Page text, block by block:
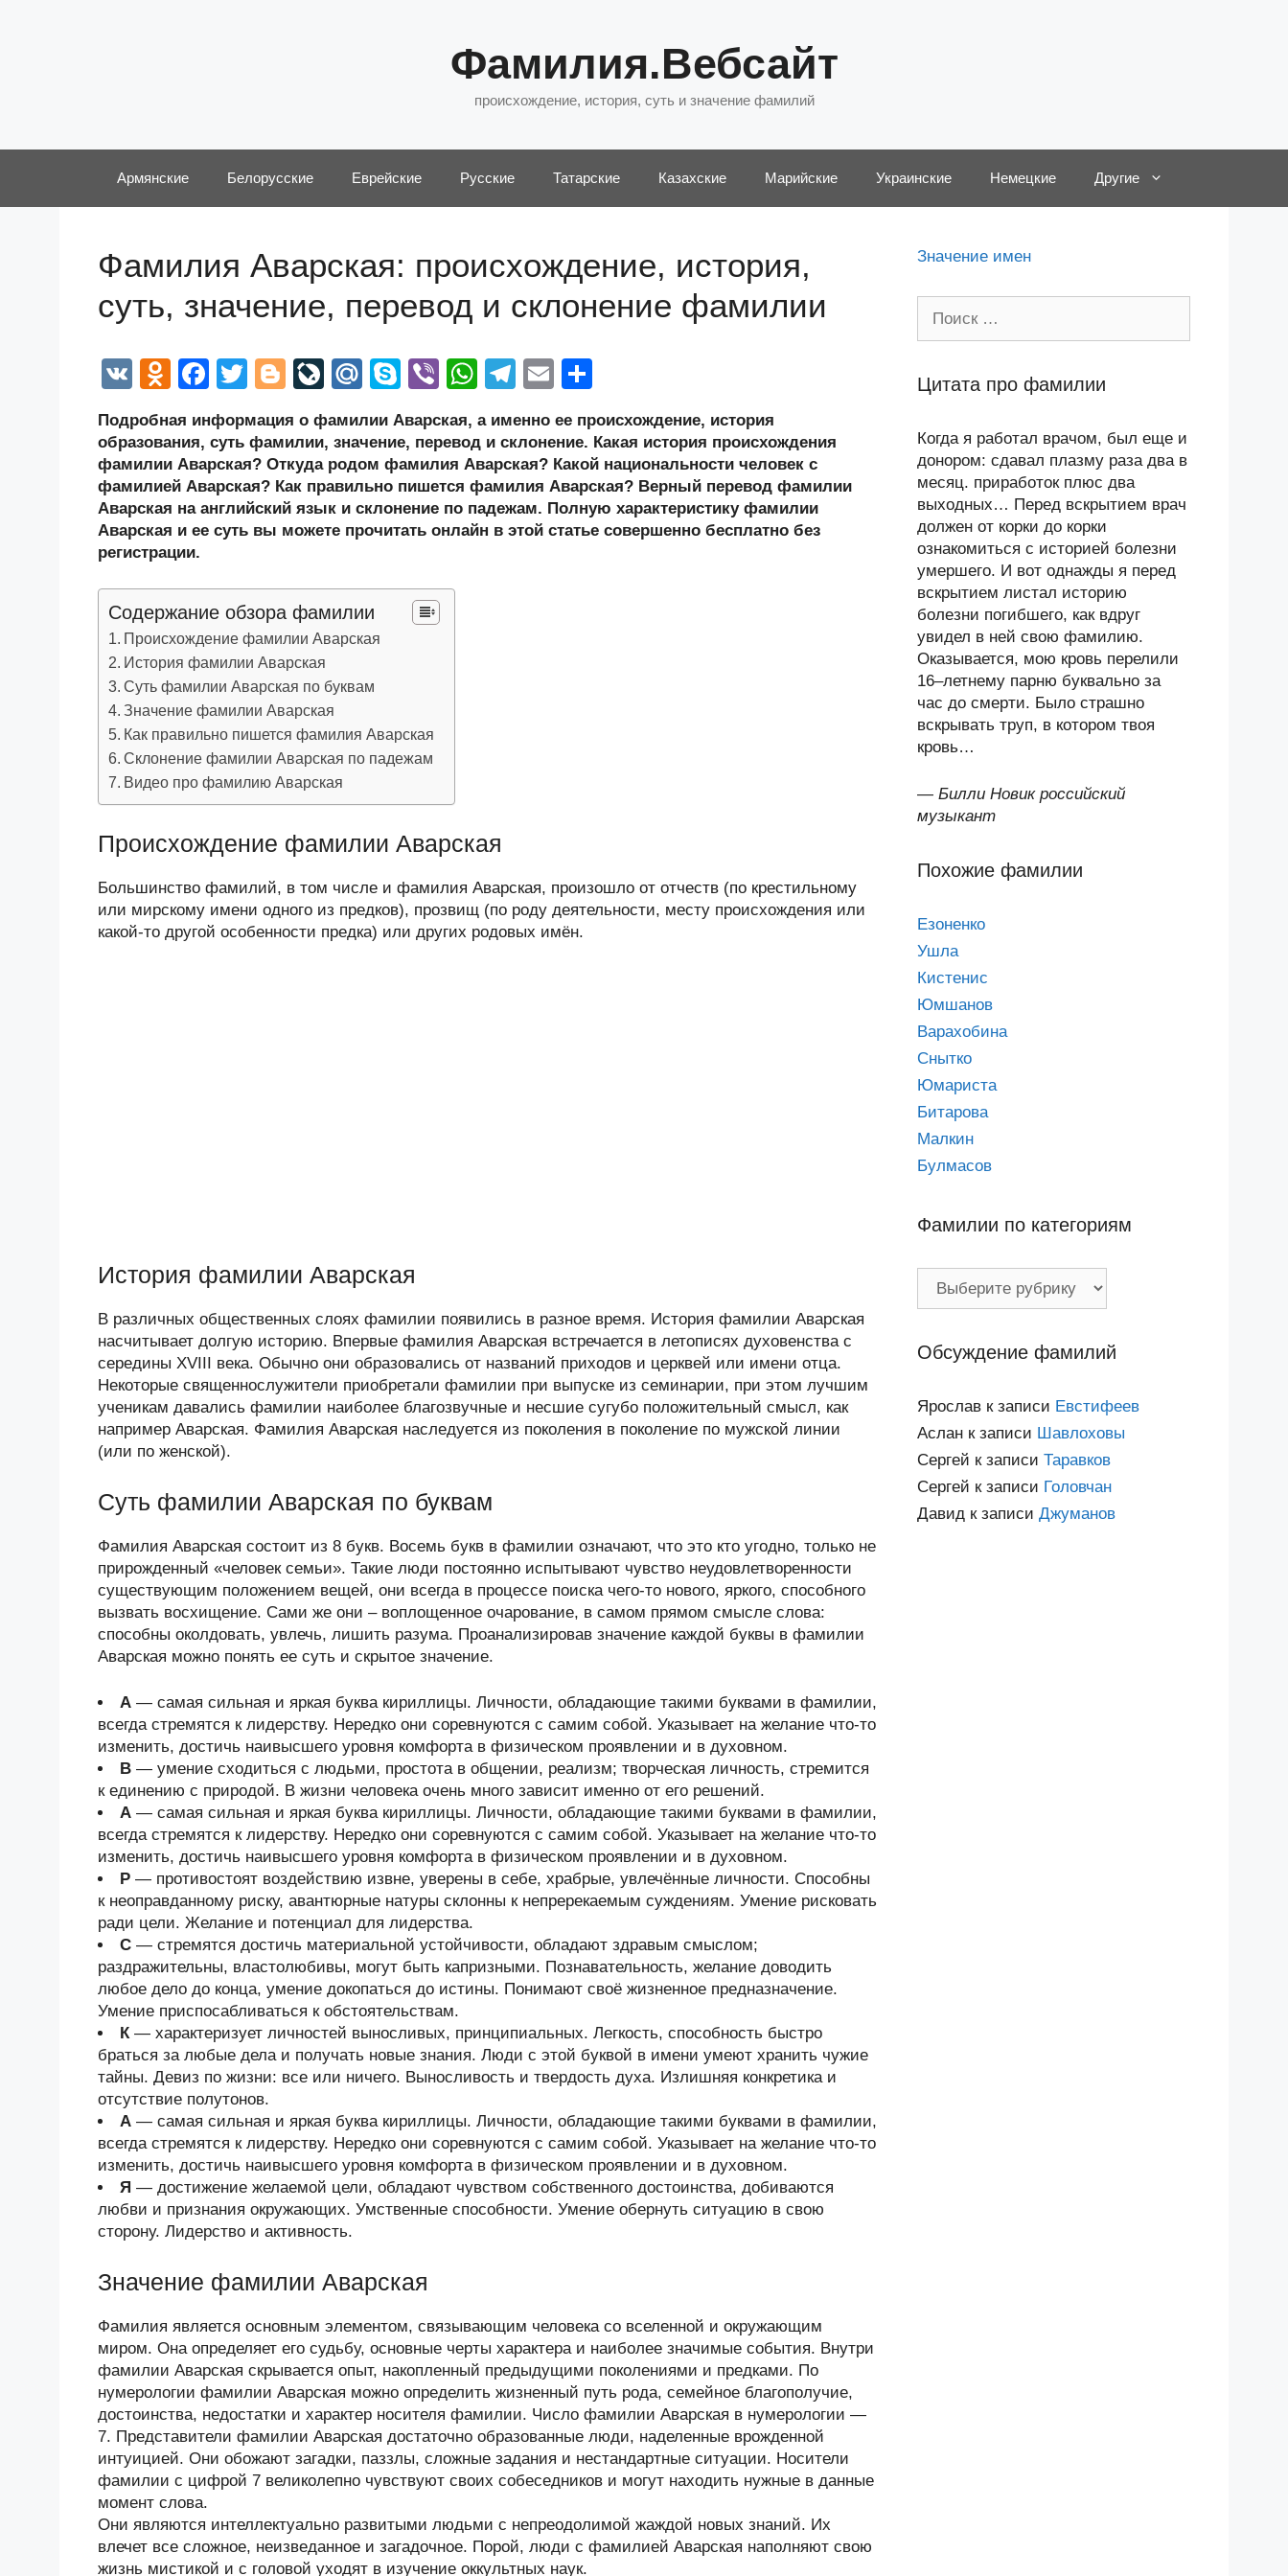
Фамилия.Вебсайт
происхождение, история, суть и значение фамилий
Армянские Белорусские Еврейские Русские Татарские Казахские Марийские Украинские Немецкие Другие
Фамилия Аварская: происхождение, история,
суть, значение, перевод и склонение фамилии
V
O
n
o
kl
a
ss
ni
ki
F
c
e
b
o
k
T
tt
er
Bl
g
g
er
Li
e
J
o
ur
al
M
.R
u
S
p
e
Vi
er
W
at
s
A
p
T
e
gr
a
m
E
ail р
а
в
и
Подробная информация о фамилии Аварская, а именно ее происхождение, история
образования, суть фамилии, значение, перевод и склонение. Какая история происхождения
фамилии Аварская? Откуда родом фамилия Аварская? Какой национальности человек с
фамилией Аварская? Как правильно пишется фамилия Аварская? Верный перевод фамилии
Аварская на английский язык и склонение по падежам. Полную характеристику фамилии
Аварская и ее суть вы можете прочитать онлайн в этой статье совершенно бесплатно без
регистрации.
Содержание обзора фамилии
Происхождение фамилии Аварская
История фамилии Аварская
Суть фамилии Аварская по буквам
Значение фамилии Аварская
Как правильно пишется фамилия Аварская
Склонение фамилии Аварская по падежам
Видео про фамилию Аварская
Происхождение фамилии Аварская
Большинство фамилий, в том числе и фамилия Аварская, произошло от отчеств (по крестильному
или мирскому имени одного из предков), прозвищ (по роду деятельности, месту происхождения или
какой-то другой особенности предка) или других родовых имён.
История фамилии Аварская
В различных общественных слоях фамилии появились в разное время. История фамилии Аварская
насчитывает долгую историю. Впервые фамилия Аварская встречается в летописях духовенства с
середины XVIII века. Обычно они образовались от названий приходов и церквей или имени отца.
Некоторые священнослужители приобретали фамилии при выпуске из семинарии, при этом лучшим
ученикам давались фамилии наиболее благозвучные и несшие сугубо положительный смысл, как
например Аварская. Фамилия Аварская наследуется из поколения в поколение по мужской линии
(или по женской).
Суть фамилии Аварская по буквам
Фамилия Аварская состоит из 8 букв. Восемь букв в фамилии означают, что это кто угодно, только не
прирожденный «человек семьи». Такие люди постоянно испытывают чувство неудовлетворенности
существующим положением вещей, они всегда в процессе поиска чего-то нового, яркого, способного
вызвать восхищение. Сами же они – воплощенное очарование, в самом прямом смысле слова:
способны околдовать, увлечь, лишить разума. Проанализировав значение каждой буквы в фамилии
Аварская можно понять ее суть и скрытое значение.
А — самая сильная и яркая буква кириллицы. Личности, обладающие такими буквами в фамилии,
всегда стремятся к лидерству. Нередко они соревнуются с самим собой. Указывает на желание что-то
изменить, достичь наивысшего уровня комфорта в физическом проявлении и в духовном.
В — умение сходиться с людьми, простота в общении, реализм; творческая личность, стремится
к единению с природой. В жизни человека очень много зависит именно от его решений.
А — самая сильная и яркая буква кириллицы. Личности, обладающие такими буквами в фамилии,
всегда стремятся к лидерству. Нередко они соревнуются с самим собой. Указывает на желание что-то
изменить, достичь наивысшего уровня комфорта в физическом проявлении и в духовном.
Р — противостоят воздействию извне, уверены в себе, храбрые, увлечённые личности. Способны
к неоправданному риску, авантюрные натуры склонны к непререкаемым суждениям. Умение рисковать
ради цели. Желание и потенциал для лидерства.
С — стремятся достичь материальной устойчивости, обладают здравым смыслом;
раздражительны, властолюбивы, могут быть капризными. Познавательность, желание доводить
любое дело до конца, умение докопаться до истины. Понимают своё жизненное предназначение.
Умение приспосабливаться к обстоятельствам.
К— характеризует личностей выносливых, принципиальных. Легкость, способность быстро
браться за любые дела и получать новые знания. Люди с этой буквой в имени умеют хранить чужие
тайны. Девиз по жизни: все или ничего. Выносливость и твердость духа. Излишняя конкретика и
отсутствие полутонов.
А — самая сильная и яркая буква кириллицы. Личности, обладающие такими буквами в фамилии,
всегда стремятся к лидерству. Нередко они соревнуются с самим собой. Указывает на желание что-то
изменить, достичь наивысшего уровня комфорта в физическом проявлении и в духовном.
Я — достижение желаемой цели, обладают чувством собственного достоинства, добиваются
любви и признания окружающих. Умственные способности. Умение обернуть ситуацию в свою
сторону. Лидерство и активность.
Значение фамилии Аварская
Фамилия является основным элементом, связывающим человека со вселенной и окружающим
миром. Она определяет его судьбу, основные черты характера и наиболее значимые события. Внутри
фамилии Аварская скрывается опыт, накопленный предыдущими поколениями и предками. По
нумерологии фамилии Аварская можно определить жизненный путь рода, семейное благополучие,
достоинства, недостатки и характер носителя фамилии. Число фамилии Аварская в нумерологии —
7. Представители фамилии Аварская достаточно образованные люди, наделенные врожденной
интуицией. Они обожают загадки, паззлы, сложные задания и нестандартные ситуации. Носители
фамилии с цифрой 7 великолепно чувствуют своих собеседников и могут находить нужные в данные
момент слова.
Они являются интеллектуально развитыми людьми с непреодолимой жаждой новых знаний. Их
влечет все сложное, неизведанное и загадочное. Порой, люди с фамилией Аварская наполняют свою
жизнь мистикой и с головой уходят в изучение оккультных наук.
Значение имен
Цитата про фамилии
Когда я работал врачом, был еще и
донором: сдавал плазму раза два в
месяц. приработок плюс два
выходных… Перед вскрытием врач
должен от корки до корки
ознакомиться с историей болезни
умершего. И вот однажды я перед
вскрытием листал историю
болезни погибшего, как вдруг
увидел в ней свою фамилию.
Оказывается, мою кровь перелили
16–летнему парню буквально за
час до смерти. Было страшно
вскрывать труп, в котором твоя
кровь…
— Билли Новик российский
музыкант
Похожие фамилии
Езоненко
Ушла
Кистенис
Юмшанов
Варахобина
Снытко
Юмариста
Битарова
Малкин
Булмасов
Фамилии по категориям
Обсуждение фамилий
Ярослав к записи Евстифеев
Аслан к записи Шавлоховы
Сергей к записи Таравков
Сергей к записи Головчан
Давид к записи Джуманов